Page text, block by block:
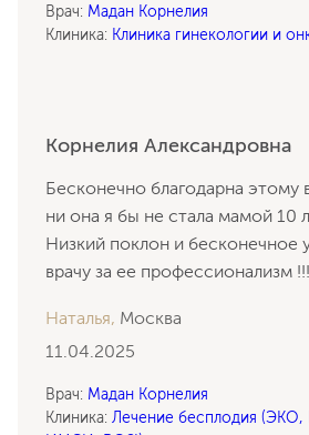
Врач: Мадан Корнелия
Клиника: Клиника гинекологии и
Корнелия Александровна
Бесконечно благодарна этому
ни она я бы не стала мамой 10
Низкий поклон и бесконечное
врачу за ее профессионализм
Наталья, Москва
11.04.2025
Врач: Мадан Корнелия
Клиника: Лечение бесплодия